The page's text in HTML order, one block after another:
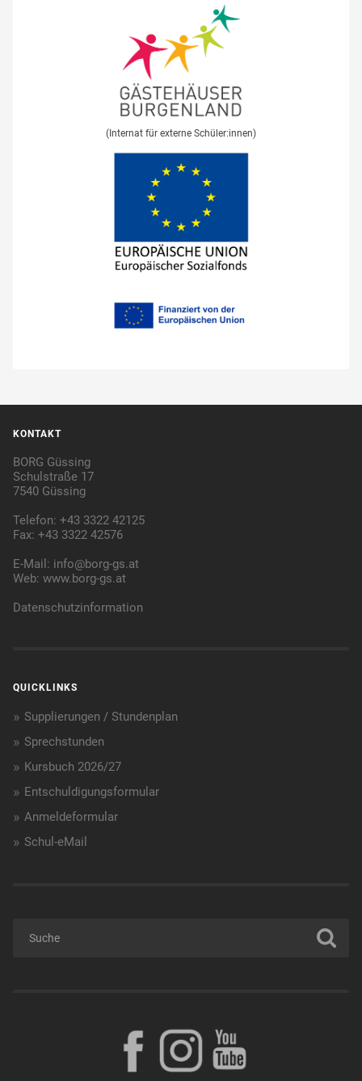
(Internat für externe Schüler:innen)
KONTAKT
BORG Güssing
Schulstraße 17
7540 Güssing
Telefon: +43 3322 42125
Fax: +43 3322 42576
E-Mail: info@borg-gs.at
Web:www.borg-gs.at
Datenschutzinformation
QUICKLINKS
Supplierungen / Stundenplan
Sprechstunden
Kursbuch 2026/27
Entschuldigungsformular
Anmeldeformular
Schul-eMail